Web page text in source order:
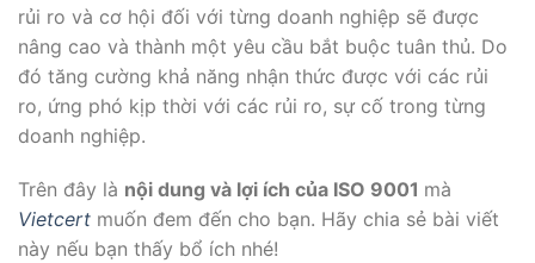
rủi ro và cơ hội đối với từng doanh nghiệp sẽ được
nâng cao và thành một yêu cầu bắt buộc tuân thủ. Do
đó tăng cường khả năng nhận thức được với các rủi
ro, ứng phó kịp thời với các rủi ro, sự cố trong từng
doanh nghiệp.
Trên đây là nội dung và lợi ích của ISO 9001 mà
Vietcert muốn đem đến cho bạn. Hãy chia sẻ bài viết
này nếu bạn thấy bổ ích nhé!